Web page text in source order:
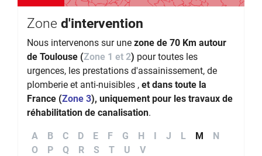
Zone d'intervention
Nous intervenons sur une zone de 70 Km autour
de Toulouse (Zone 1 et 2) pour toutes les
urgences, les prestations d'assainissement, de
plomberie et anti-nuisibles , et dans toute la
France (Zone 3), uniquement pour les travaux de
réhabilitation de canalisation.
A B C D E F G H I J L M
N
O
P Q R S T U V